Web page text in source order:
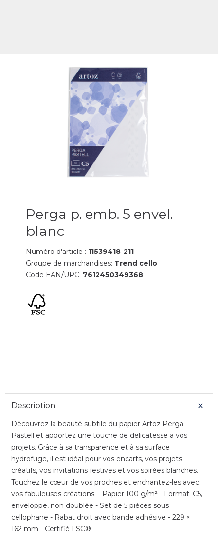
Perga p. emb. 5 envel.
blanc
Numéro d'article : 11539418-211
Groupe de marchandises: Trend cello
Code EAN/UPC: 7612450349368
Description
Découvrez la beauté subtile du papier Artoz Perga
Pastell et apportez une touche de délicatesse à vos
projets. Grâce à sa transparence et à sa surface
hydrofuge, il est idéal pour vos encarts, vos projets
créatifs, vos invitations festives et vos soirées blanches.
Touchez le cœur de vos proches et enchantez-les avec
vos fabuleuses créations. - Papier 100 g/m² - Format: C5,
enveloppe, non doublée - Set de 5 pièces sous
cellophane - Rabat droit avec bande adhésive - 229 ×
162 mm - Certifié FSC®